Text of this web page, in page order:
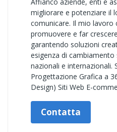
migliorare e potenziare il
comunicare. Il mio lavoro
promuovere e far
garantendo soluzioni
esigenza di
nazionali e internazionali.
Progettazione Grafica a
Design) Siti Web E-
Contatta